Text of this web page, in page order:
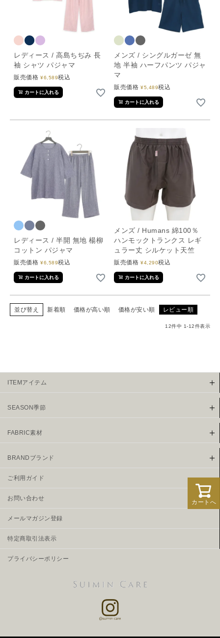
レディース / 高島ちぢみ 長
袖 シャツ パジャマ
販売価格 ¥6,589税込
カートに入れる
メンズ / シングルガーゼ 無
地 半袖 ハーフパンツ パジャ
マ
販売価格 ¥5,489税込
カートに入れる
レディース / 半開 無地 楊柳
コットン パジャマ
販売価格 ¥6,589税込
カートに入れる
メンズ / Humans 綿100％
ハンモックトランクス レギ
ュラー丈 シルケット天竺
販売価格 ¥4,290税込
カートに入れる
並び替え 新着順 価格が高い順 価格が安い順 レビュー順
12件中 1-12件表示
カートへ
ITEMアイテム
SEASON季節
FABRIC素材
BRANDブランド
ご利用ガイド
お問い合わせ
メールマガジン登録
特定商取引法表示
プライバシーポリシー